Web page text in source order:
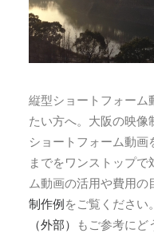
縦型ショートフォーム
たい方へ。大阪の映像
ショートフォーム動
までをワンストップ
ム動画の活用や費用の
制作例をご覧ください
（外部）
もご参考にど